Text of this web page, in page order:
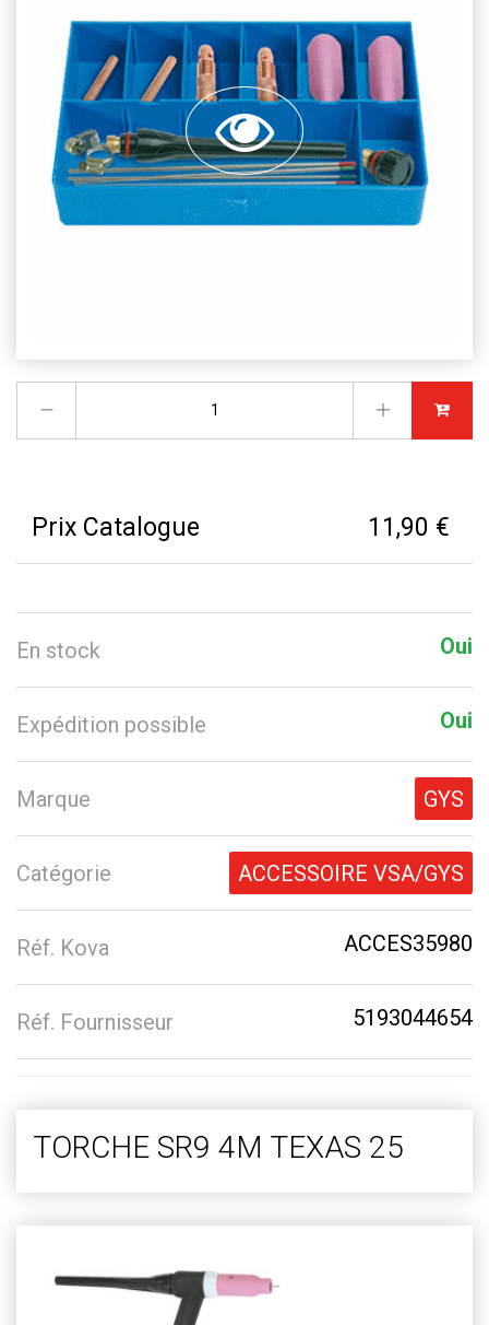
Prix Catalogue 11,90 €
En stock Oui
Expédition possible Oui
Marque GYS
Catégorie ACCESSOIRE VSA/GYS
Réf. Kova ACCES35980
Réf. Fournisseur 5193044654
TORCHE SR9 4M TEXAS 25